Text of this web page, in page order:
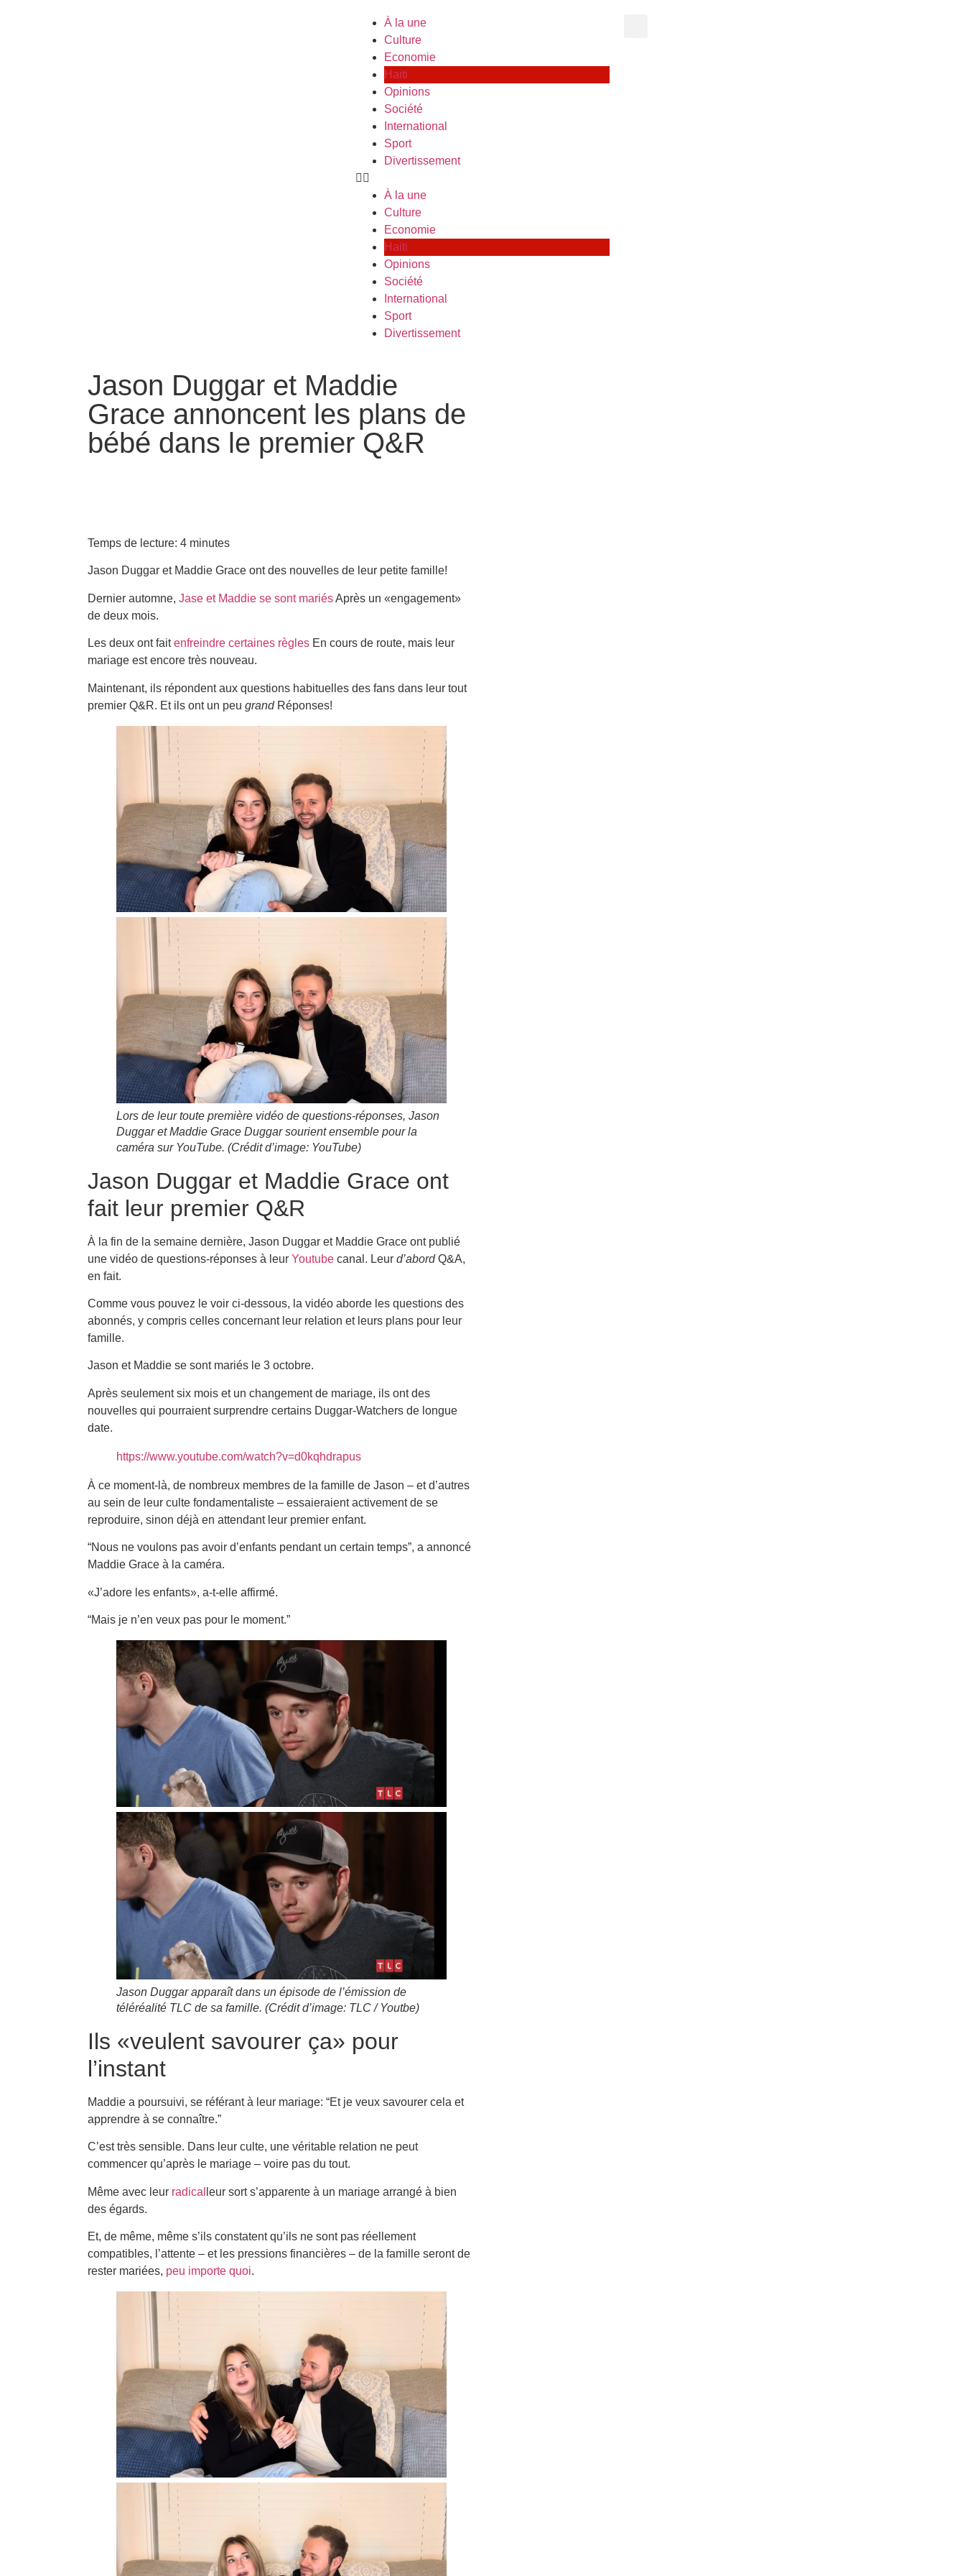
À la une
Culture
Economie
Haiti
Opinions
Société
International
Sport
Divertissement
À la une
Culture
Economie
Haiti
Opinions
Société
International
Sport
Divertissement
Jason Duggar et Maddie
Grace annoncent les plans de
bébé dans le premier Q&R
Temps de lecture: 4 minutes
Jason Duggar et Maddie Grace ont des nouvelles de leur petite famille!
Dernier automne, Jase et Maddie se sont mariésAprès un «engagement»
de deux mois.
Les deux ont faitenfreindre certaines règles En cours de route, mais leur
mariage est encore très nouveau.
Maintenant, ils répondent aux questions habituelles des fans dans leur tout
premier Q&R. Et ils ont un peu grand Réponses!
Lors de leur toute première vidéo de questions-réponses, Jason
Duggar et Maddie Grace Duggar sourient ensemble pour la
caméra sur YouTube. (Crédit d’image: YouTube)
Jason Duggar et Maddie Grace ont
fait leur premier Q&R
À la fin de la semaine dernière, Jason Duggar et Maddie Grace ont publié
une vidéo de questions-réponses à leur Youtube canal. Leur d’abordQ&A,
en fait.
Comme vous pouvez le voir ci-dessous, la vidéo aborde les questions des
abonnés, y compris celles concernant leur relation et leurs plans pour leur
famille.
Jason et Maddie se sont mariés le 3 octobre.
Après seulement six mois et un changement de mariage, ils ont des
nouvelles qui pourraient surprendre certains Duggar-Watchers de longue
date.
https://www.youtube.com/watch?v=d0kqhdrapus
À ce moment-là, de nombreux membres de la famille de Jason – et d’autres
au sein de leur culte fondamentaliste – essaieraient activement de se
reproduire, sinon déjà en attendant leur premier enfant.
“Nous ne voulons pas avoir d’enfants pendant un certain temps”, a annoncé
Maddie Grace à la caméra.
«J’adore les enfants», a-t-elle affirmé.
“Mais je n’en veux pas pour le moment.”
Jason Duggar apparaît dans un épisode de l’émission de
téléréalité TLC de sa famille. (Crédit d’image: TLC / Youtbe)
Ils «veulent savourer ça» pour
l’instant
Maddie a poursuivi, se référant à leur mariage: “Et je veux savourer cela et
apprendre à se connaître.”
C’est très sensible. Dans leur culte, une véritable relation ne peut
commencer qu’après le mariage – voire pas du tout.
Même avec leur radical leur sort s’apparente à un mariage arrangé à bien
des égards.
Et, de même, même s’ils constatent qu’ils ne sont pas réellement
compatibles, l’attente – et les pressions financières – de la famille seront de
rester mariées, peu importe quoi.